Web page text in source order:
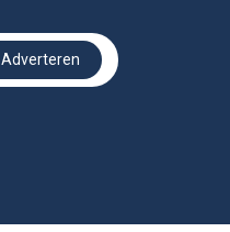
Adverteren